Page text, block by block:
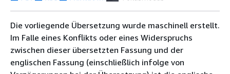
Die vorliegende Übersetzung wurde maschinell erstellt.
Im Falle eines Konflikts oder eines Widerspruchs
zwischen dieser übersetzten Fassung und der
englischen Fassung (einschließlich infolge von